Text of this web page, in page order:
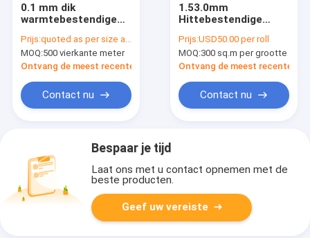
0.1 mm dik
warmtebestendige
extreme
temperaturen met
aramidepapier
Prijs:quoted as per size and quantity
MOQ:500 vierkante meter
Ontvang de meest recente Prijs
Contact nu
1.53.0mm
Hittebestendige
25mm100mm 30m de
Band van de
Glasvezeldoek
Prijs:USD50.00 per roll
MOQ:300 sq.m per grootte
Ontvang de meest recente
Contact nu
Bespaar je tijd
Laat ons met u contact opnemen met de
beste producten.
Geef uw vereiste